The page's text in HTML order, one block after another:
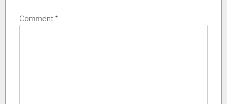
Comment *